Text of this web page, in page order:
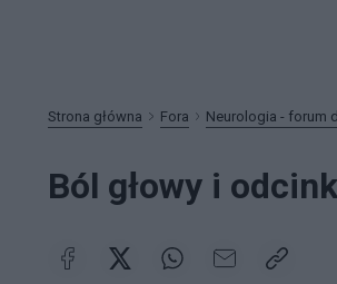
Strona główna Fora Neurologia - forum
Ból głowy i